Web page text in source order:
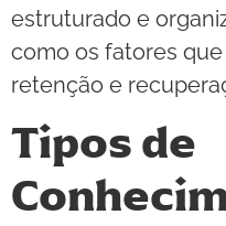
estruturado e
como os fatores
retenção e
Tipos de